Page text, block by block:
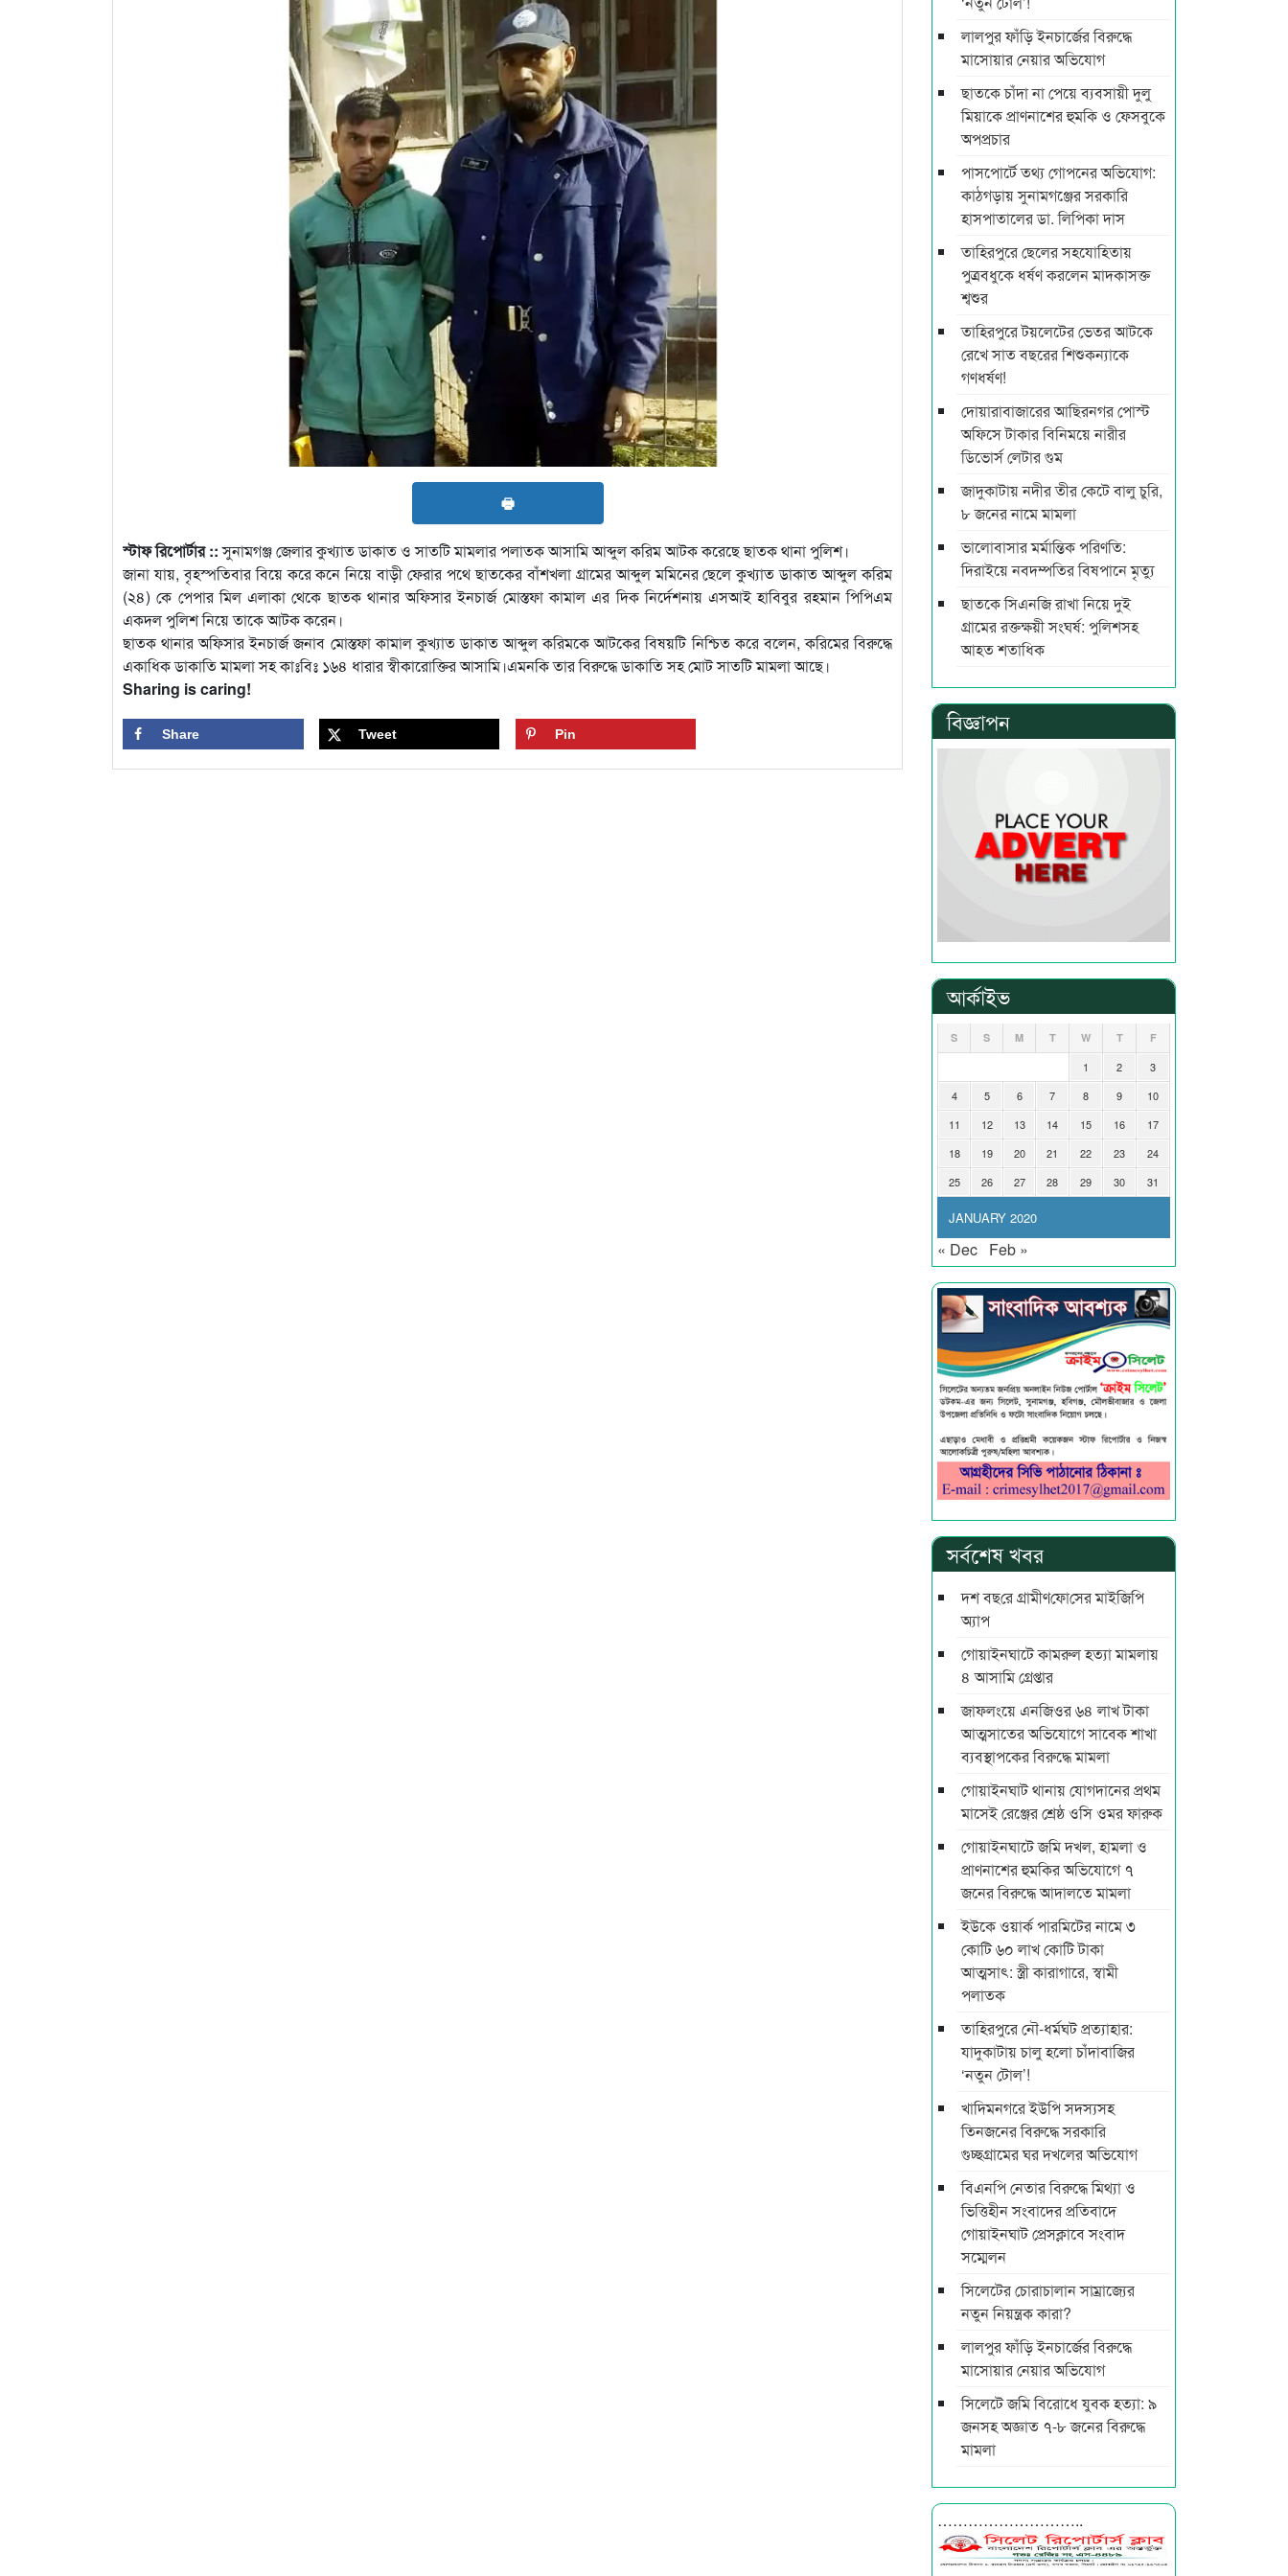
🖶
স্টাফ রিপোর্টার ::সুনামগঞ্জ জেলার কুখ্যাত ডাকাত ও সাতটি মামলার পলাতক আসামি আব্দুল করিম আটক করেছে ছাতক থানা পুলিশ।
জানা যায়, বৃহস্পতিবার বিয়ে করে কনে নিয়ে বাড়ী ফেরার পথে ছাতকের বাঁশখলা গ্রামের আব্দুল মমিনের ছেলে কুখ্যাত ডাকাত আব্দুল করিম
(২৪) কে পেপার মিল এলাকা থেকে ছাতক থানার অফিসার ইনচার্জ মোস্তফা কামাল এর দিক নির্দেশনায় এসআই হাবিবুর রহমান পিপিএম
একদল পুলিশ নিয়ে তাকে আটক করেন।
ছাতক থানার অফিসার ইনচার্জ জনাব মোস্তফা কামাল কুখ্যাত ডাকাত আব্দুল করিমকে আটকের বিষয়টি নিশ্চিত করে বলেন, করিমের বিরুদ্ধে
একাধিক ডাকাতি মামলা সহ কাঃবিঃ ১৬৪ ধারার স্বীকারোক্তির আসামি।এমনকি তার বিরুদ্ধে ডাকাতি সহ মোট সাতটি মামলা আছে।
Sharing is caring!
Share Tweet Pin
লালপুর ফাঁড়ি ইনচার্জের বিরুদ্ধে
মাসোয়ার নেয়ার অভিযোগ
ছাতকে চাঁদা না পেয়ে ব্যবসায়ী দুলু
মিয়াকে প্রাণনাশের হুমকি ও ফেসবুকে
অপপ্রচার
পাসপোর্টে তথ্য গোপনের অভিযোগ:
কাঠগড়ায় সুনামগঞ্জের সরকারি
হাসপাতালের ডা. লিপিকা দাস
তাহিরপুরে ছেলের সহযোহিতায়
পুত্রবধুকে ধর্ষণ করলেন মাদকাসক্ত
শ্বশুর
তাহিরপুরে টয়লেটের ভেতর আটকে
রেখে সাত বছরের শিশুকন্যাকে
গণধর্ষণ!
দোয়ারাবাজারের আছিরনগর পোস্ট
অফিসে টাকার বিনিময়ে নারীর
ডিভোর্স লেটার গুম
জাদুকাটায় নদীর তীর কেটে বালু চুরি,
৮ জনের নামে মামলা
ভালোবাসার মর্মান্তিক পরিণতি:
দিরাইয়ে নবদম্পতির বিষপানে মৃত্যু
ছাতকে সিএনজি রাখা নিয়ে দুই
গ্রামের রক্তক্ষয়ী সংঘর্ষ: পুলিশসহ
আহত শতাধিক
বিজ্ঞাপন
আর্কাইভ
JANUARY 2020
S S M T W T F
1 2
3
4
5 6 7 8 9
10
11
12 13 14 15 16
17
18
19 20 21 22 23
24
25
26 27 28 29 30 31
« Dec Feb »
সর্বশেষ খবর
দশ বছ‌রে গ্রামীণ‌ফো‌সের মাইজিপি
অ্যাপ
গোয়াইনঘাটে কামরুল হত্যা মামলায়
৪ আসামি গ্রেপ্তার
জাফলংয়ে এনজিওর ৬৪ লাখ টাকা
আত্মসাতের অভিযোগে সাবেক শাখা
ব্যবস্থাপকের বিরুদ্ধে মামলা
গোয়াইনঘাট থানায় যোগদানের প্রথম
মাসেই রেঞ্জের শ্রেষ্ঠ ওসি ওমর ফারুক
গোয়াইনঘাটে জমি দখল, হামলা ও
প্রাণনাশের হুমকির অভিযোগে ৭
জনের বিরুদ্ধে আদালতে মামলা
ইউকে ওয়ার্ক পারমিটের নামে ৩
কোটি ৬০ লাখ কোটি টাকা
আত্মসাৎ: স্ত্রী কারাগারে, স্বামী
পলাতক
তাহিরপুরে নৌ-ধর্মঘট প্রত্যাহার:
যাদুকাটায় চালু হলো চাঁদাবাজির
‘নতুন টোল’!
খাদিমনগরে ইউপি সদস্যসহ
তিনজনের বিরুদ্ধে সরকারি
গুচ্ছগ্রামের ঘর দখলের অভিযোগ
বিএনপি নেতার বিরুদ্ধে মিথ্যা ও
ভিত্তিহীন সংবাদের প্রতিবাদে
গোয়াইনঘাট প্রেসক্লাবে সংবাদ
সম্মেলন
সিলেটের চোরাচালান সাম্রাজ্যের
নতুন নিয়ন্ত্রক কারা?
লালপুর ফাঁড়ি ইনচার্জের বিরুদ্ধে
মাসোয়ার নেয়ার অভিযোগ
সিলেটে জমি বিরোধে যুবক হত্যা: ৯
জনসহ অজ্ঞাত ৭-৮ জনের বিরুদ্ধে
মামলা
………………………..